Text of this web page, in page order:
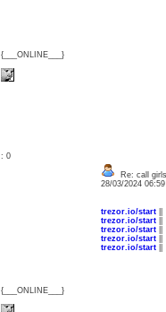
{___ONLINE___}
: 0
{___ONLINE___}
Re: call girls
28/03/2024
trezor.io/start||
trezor.io/start||
trezor.io/start||
trezor.io/start||
trezor.io/start||